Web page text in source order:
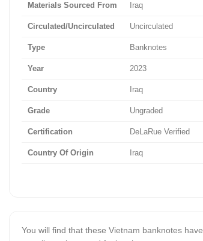
Materials Sourced From Iraq
Circulated/Uncirculated Uncirculated
Type Banknotes
Year 2023
Country Iraq
Grade Ungraded
Certification DeLaRue Verified
Country Of Origin Iraq
You will find that these Vietnam banknotes have